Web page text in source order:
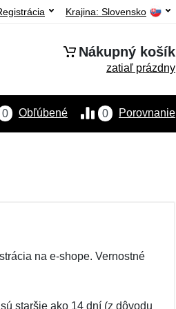
Krajina: Slovensko
Nákupný košík
zatiaľ prázdny
0 Porovnanie
0 Obľúbené
na e-shope. Vernostné
staršie ako 14 dní (z dôvodu